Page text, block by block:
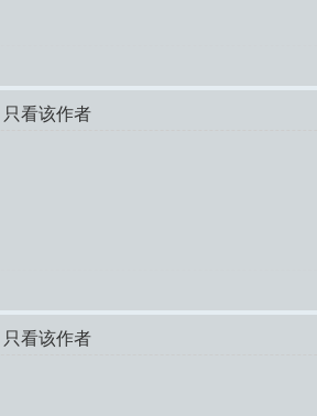
只看该作者
只看该作者